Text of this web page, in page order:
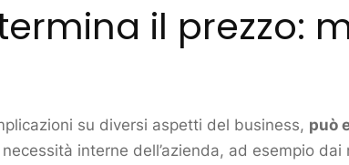
il prezzo:
su diversi aspetti del business, può
interne dell’azienda, ad esempio